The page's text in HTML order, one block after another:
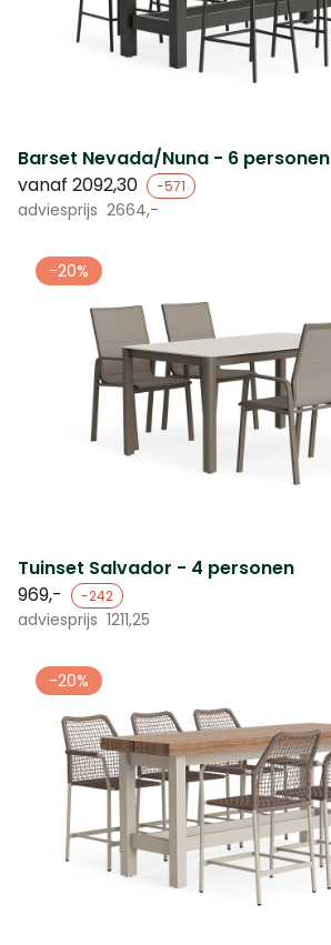
Barset Nevada/Nuna - 6 personen
vanaf 2092,30 -571
adviesprijs 2664,-
Tuinset Salvador - 4 personen
969,-
-242
adviesprijs 1211,25
-20%
-20%